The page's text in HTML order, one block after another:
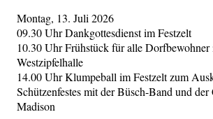
Montag, 13. Juli 2026
09.30 Uhr Dankgottesdienst im Festzelt
10.30 Uhr Frühstück für alle Dorfbewohner
Westzipfelhalle
14.00 Uhr Klumpeball im Festzelt zum
Schützenfestes mit der Büsch-Band und der
Madison